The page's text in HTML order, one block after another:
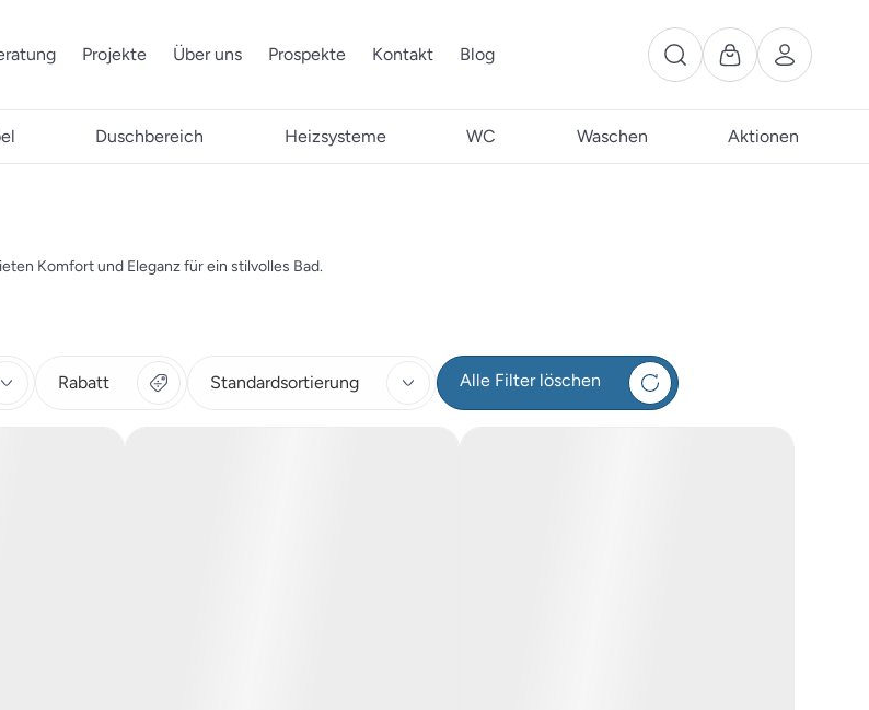
Projekte Über uns Prospekte Kontakt Blog
Duschbereich Heizsysteme WC Waschen Aktionen
Komfort und Eleganz für ein stilvolles Bad.
Rabatt Standardsortierung Alle Filter löschen